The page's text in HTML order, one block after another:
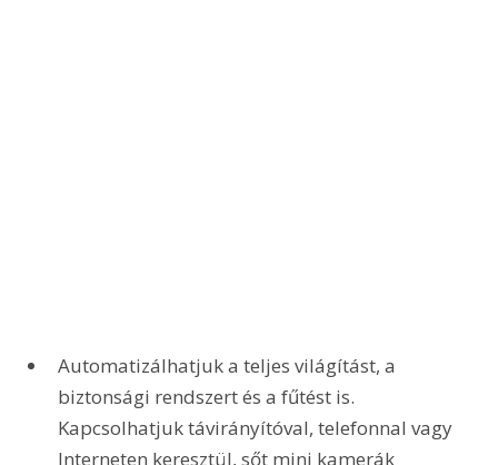
Automatizálhatjuk a teljes világítást, a
biztonsági rendszert és a fűtést is.
Kapcsolhatjuk távirányítóval, telefonnal vagy
Interneten keresztül, sőt mini kamerák